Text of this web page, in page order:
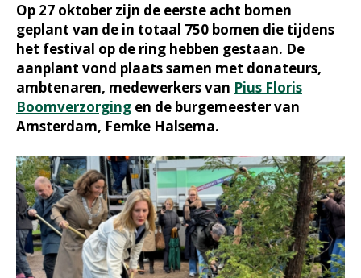
Op 27 oktober zijn de eerste acht bomen
geplant van de in totaal 750 bomen die tijdens
het festival op de ring hebben gestaan. De
aanplant vond plaats samen met donateurs,
ambtenaren, medewerkers van Pius Floris
Boomverzorging en de burgemeester van
Amsterdam, Femke Halsema.